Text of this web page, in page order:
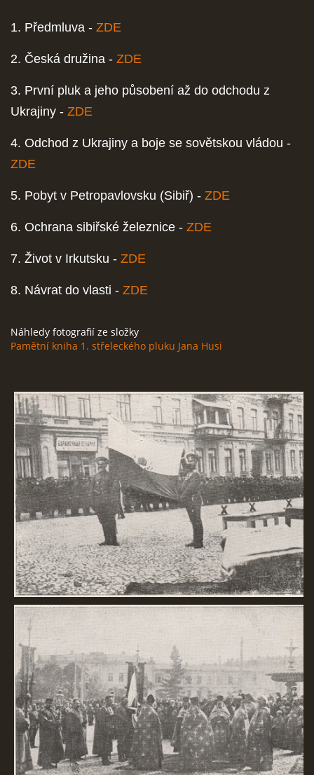
1. Předmluva - ZDE
2. Česká družina - ZDE
3. První pluk a jeho působení až do odchodu z
Ukrajiny - ZDE
4. Odchod z Ukrajiny a boje se sovětskou vládou -
ZDE
5. Pobyt v Petropavlovsku (Sibiř) - ZDE
6. Ochrana sibiřské železnice - ZDE
7. Život v Irkutsku - ZDE
8. Návrat do vlasti - ZDE
Náhledy fotografií ze složky
Pamětní kniha 1. střeleckého pluku Jana Husi